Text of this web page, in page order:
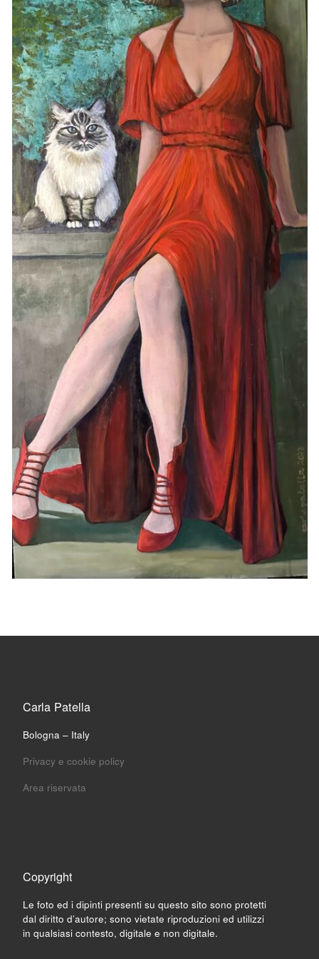
Carla Patella
Bologna – Italy
Privacy e cookie policy
Area riservata
Copyright
Le foto ed i dipinti presenti su questo sito sono protetti
dal diritto d’autore; sono vietate riproduzioni ed utilizzi
in qualsiasi contesto, digitale e non digitale.